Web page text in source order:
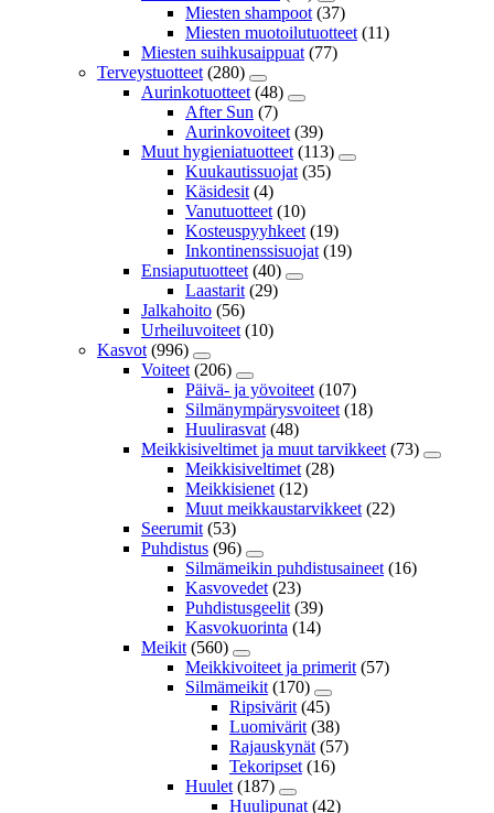
Miesten shampoot (37)
Miesten muotoilutuotteet (11)
Miesten suihkusaippuat (77)
Terveystuotteet (280)
Aurinkotuotteet (48)
After Sun (7)
Aurinkovoiteet (39)
Muut hygieniatuotteet (113)
Kuukautissuojat (35)
Käsidesit (4)
Vanutuotteet (10)
Kosteuspyyhkeet (19)
Inkontinenssisuojat (19)
Ensiaputuotteet (40)
Laastarit (29)
Jalkahoito (56)
Urheiluvoiteet (10)
Kasvot (996)
Voiteet (206)
Päivä- ja yövoiteet (107)
Silmänympärysvoiteet (18)
Huulirasvat (48)
Meikkisiveltimet ja muut tarvikkeet (73)
Meikkisiveltimet (28)
Meikkisienet (12)
Muut meikkaustarvikkeet (22)
Seerumit (53)
Puhdistus (96)
Silmämeikin puhdistusaineet (16)
Kasvovedet (23)
Puhdistusgeelit (39)
Kasvokuorinta (14)
Meikit (560)
Meikkivoiteet ja primerit (57)
Silmämeikit (170)
Ripsivärit (45)
Luomivärit (38)
Rajauskynät (57)
Tekoripset (16)
Huulet (187)
Huulipunat (42)